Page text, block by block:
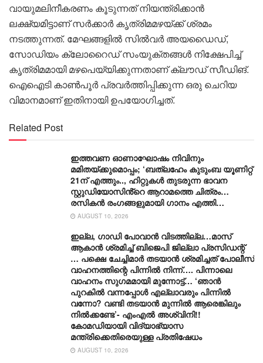
വായുമലിനീകരണം കൂടുന്നത് നിയന്ത്രിക്കാൻ
ലക്ഷ്യമിട്ടാണ് സർക്കാർ കൃത്രിമമഴയ്ക്ക് ശ്രമം
നടത്തുന്നത്. മേഘങ്ങളിൽ സിൽവർ അയഡൈഡ്,
സോഡിയം ക്ലോറൈഡ് സംയുക്തങ്ങൾ നിക്ഷേപിച്ച്
കൃത്രിമമായി മഴപെയ്യിക്കുന്നതാണ് ക്ലൗഡ് സീഡിങ്.
ഐഐടി കാൺപൂർ പ്രവർത്തിപ്പിക്കുന്ന ഒരു ചെറിയ
വിമാനമാണ് ഇതിനായി ഉപയോഗിച്ചത്.
Related Post
ഇത്തവണ ഓണാഘോഷം നിവിനും
മമിതയ്ക്കുമൊപ്പം; ‘ബത്‍ലഹേം കുടുംബ യൂണിറ്റ്
21ന് എത്തും.., ഹിറ്റുകൾ തുടരുന്ന ഭാവന
സ്റ്റുഡിയോസിൻ്റെ ആറാമത്തെ ചിത്രം…
രസികൻ രംഗങ്ങളുമായി ഗാനം എത്തി…
AUGUST 10, 2026
ഇല്ല, ​ഗാഡി പോവാൻ വിടത്തില്ല…മാസ്
ആകാൻ ശ്രമിച്ച് ബിജെപി ജില്ലാ പ്രസിഡന്റ്
… പക്ഷെ ചേച്ചിമാർ തടയാൻ ശ്രമിച്ചത് പോലീസ്
വാഹനത്തിന്റെ പിന്നിൽ നിന്ന്…. പിന്നാലെ
വാഹനം സു​ഗമമായി മുന്നോട്ട്… ‘ഞാൻ
പുറകിൽ വന്നപ്പോൾ എല്ലാവരും പിന്നിൽ
വന്നോ? വണ്ടി തടയാൻ മുന്നിൽ ആരെങ്കിലും
നിൽക്കണ്ടേ’- എംഎൽ അശ്വിനി!!
കോമഡിയായി വിദ്യാഭ്യാസ
മന്ത്രിക്കെതിരെയുള്ള പ്രതിഷേധം
AUGUST 10, 2026